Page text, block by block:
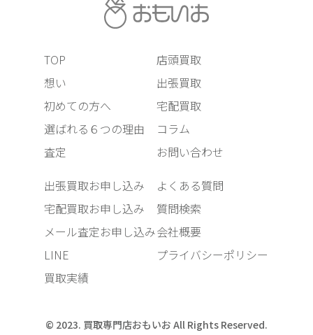
TOP
想い
初めての方へ
選ばれる６つの理由
査定
店頭買取
出張買取
宅配買取
コラム
お問い合わせ
出張買取お申し込み
宅配買取お申し込み
メール査定お申し込み
LINE
買取実績
よくある質問
質問検索
会社概要
プライバシーポリシー
© 2023. 買取専門店おもいお All Rights Reserved.